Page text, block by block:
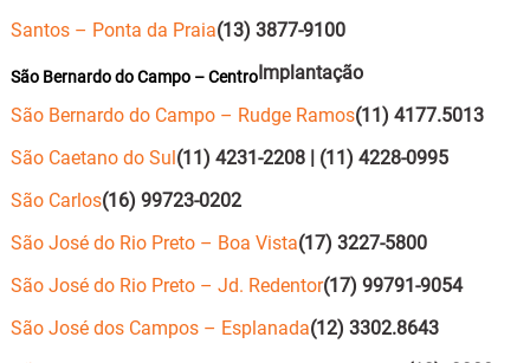
Santos – Ponta da Praia(13) 3877-9100
São Bernardo do Campo – CentroImplantação
São Bernardo do Campo – Rudge Ramos(11) 4177.5013
São Caetano do Sul(11) 4231-2208 | (11) 4228-0995
São Carlos(16) 99723-0202
São José do Rio Preto – Boa Vista(17) 3227-5800
São José do Rio Preto – Jd. Redentor(17) 99791-9054
São José dos Campos – Esplanada(12) 3302.8643